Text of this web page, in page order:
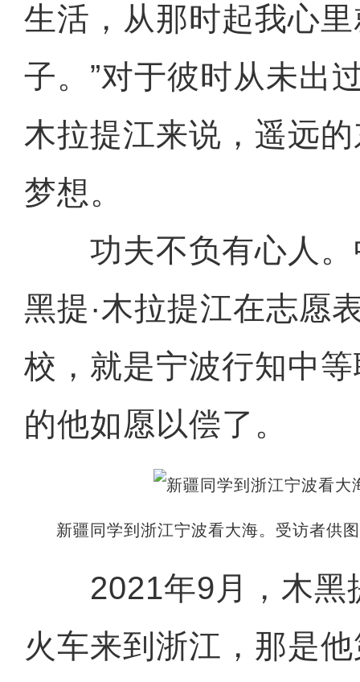
生活，从那时起我心
子。”对于彼时从未出
木拉提江来说，遥远
梦想。
功夫不负有心人。
黑提·木拉提江在志愿
校，就是宁波行知中
的他如愿以偿了。
新疆同学到浙江宁波看大海。受访者供图
2021年9月，木黑
火车来到浙江，那是